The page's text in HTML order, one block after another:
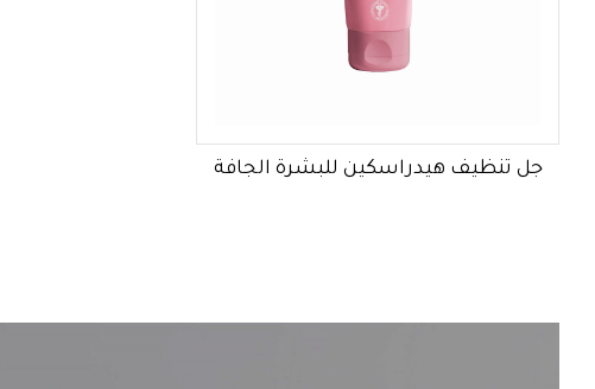
جل تنظيف هيدراسكين للبشرة الجافة